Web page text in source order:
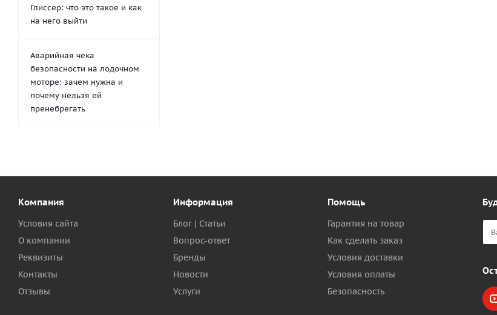
Глиссер: что это такое и как
на него выйти
Аварийная чека
безопасности на лодочном
моторе: зачем нужна и
почему нельзя ей
пренебрегать
Компания
Условия сайта
О компании
Реквизиты
Контакты
Отзывы
Информация
Блог | Статьи
Вопрос-ответ
Бренды
Новости
Услуги
Помощь
Гарантия на товар
Как сделать заказ
Условия доставки
Условия оплаты
Безопасность